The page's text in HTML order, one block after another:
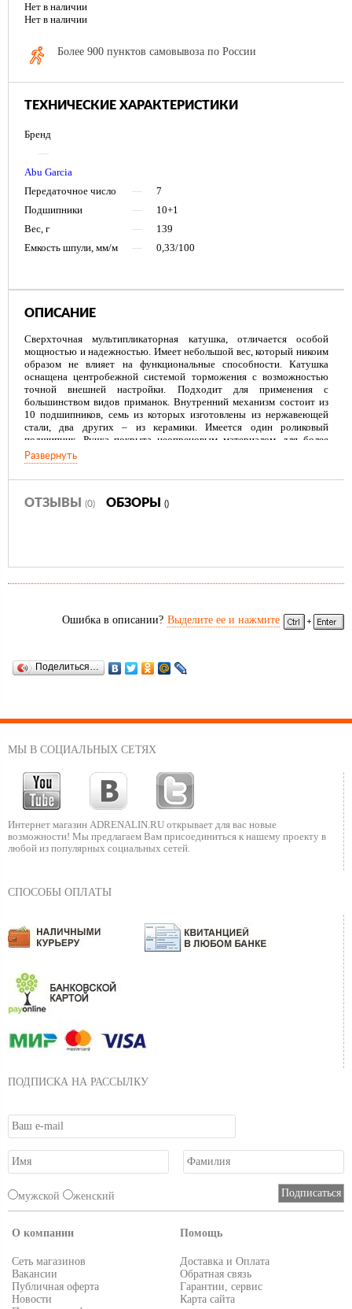
Нет в наличии
Нет в наличии
Более 900 пунктов самовывоза по России
ТЕХНИЧЕСКИЕ ХАРАКТЕРИСТИКИ
Бренд
—
Abu Garcia
Передаточное число
—
7
Подшипники
—
10+1
Вес, г
—
139
Емкость шпули, мм/м
— 0,33/100
ОПИСАНИЕ
Сверхточная мультипликаторная катушка, отличается особой
мощностью и надежностью. Имеет небольшой вес, который никоим
образом не влияет на функциональные способности. Катушка
оснащена центробежной системой торможения с возможностью
точной внешней настройки. Подходит для применения с
большинством видов приманок. Внутренний механизм состоит из
10 подшипников, семь из которых изготовлены из нержавеющей
стали, два других – из керамики. Имеется один роликовый
подшипник. Ручка покрыта неопреновым материалом, для более
удобного захвата.
Развернуть
ОТЗЫВЫ (0) ОБЗОРЫ ()
Ошибка в описании? Выделите ее и нажмите
Поделиться…
МЫ В СОЦИАЛЬНЫХ СЕТЯХ
Интернет магазин ADRENALIN.RU открывает для вас новые
возможности! Мы предлагаем Вам присоединиться к нашему проекту в
любой из популярных социальных сетей.
СПОСОБЫ ОПЛАТЫ
ПОДПИСКА НА РАССЫЛКУ
мужской женский
О компании
Сеть магазинов
Вакансии
Публичная оферта
Новости
Помощь
Доставка и Оплата
Обратная связь
Гарантии, сервис
Карта сайта